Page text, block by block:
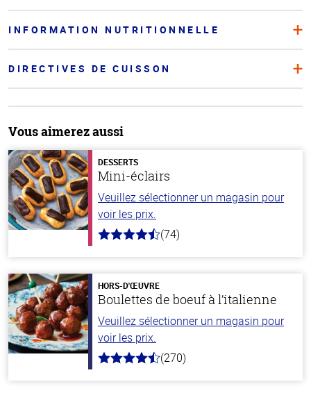
INFORMATION NUTRITIONNELLE
DIRECTIVES DE CUISSON
Vous aimerez aussi
DESSERTS
Mini-éclairs
Veuillez sélectionner un magasin pour
voir les prix.
4.7
stars
(74)
HORS-D'ŒUVRE
Boulettes de boeuf à l’italienne
Veuillez sélectionner un magasin pour
voir les prix.
4.5
(270)